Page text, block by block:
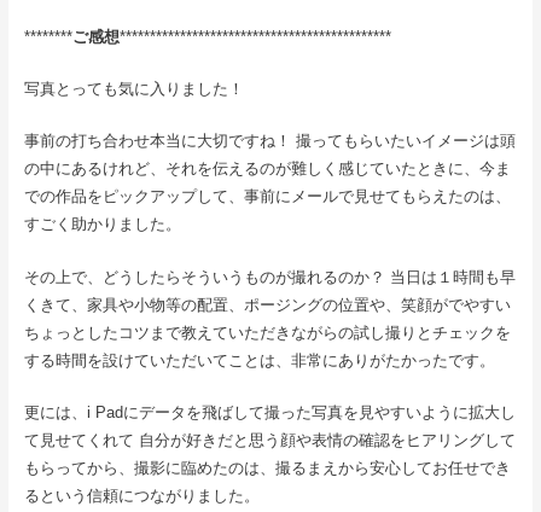
********ご感想*********************************************
写真とっても気に入りました！
事前の打ち合わせ本当に大切ですね！ 撮ってもらいたいイメージは頭
の中にあるけれど、それを伝えるのが難しく感じていたときに、今ま
での作品をピックアップして、事前にメールで見せてもらえたのは、
すごく助かりました。
その上で、どうしたらそういうものが撮れるのか？ 当日は１時間も早
くきて、家具や小物等の配置、ポージングの位置や、笑顔がでやすい
ちょっとしたコツまで教えていただきながらの試し撮りとチェックを
する時間を設けていただいてことは、非常にありがたかったです。
更には、i Padにデータを飛ばして撮った写真を見やすいように拡大し
て見せてくれて 自分が好きだと思う顔や表情の確認をヒアリングして
もらってから、撮影に臨めたのは、撮るまえから安心してお任せでき
るという信頼につながりました。